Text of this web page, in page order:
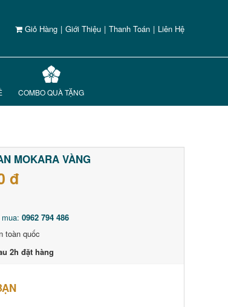
Giỏ Hàng | Giới Thiệu | Thanh Toán | Liên Hệ
COMBO QUÀ TẶNG
MOKARA VÀNG
đ
0962 794 486
toàn quốc
2h đặt hàng